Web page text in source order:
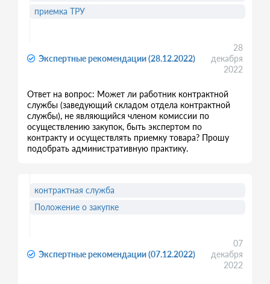
Экспертные рекомендации (28.12.2022)
28
декабря
2022
Ответ на вопрос: Может ли работник контрактной
службы (заведующий складом отдела контрактной
службы), не являющийся членом комиссии по
осуществлению закупок, быть экспертом по
контракту и осуществлять приемку товара? Прошу
подобрать административную практику.
приемка ТРУ
Экспертные рекомендации (07.12.2022)
07
декабря
2022
контрактная служба
Положение о закупке